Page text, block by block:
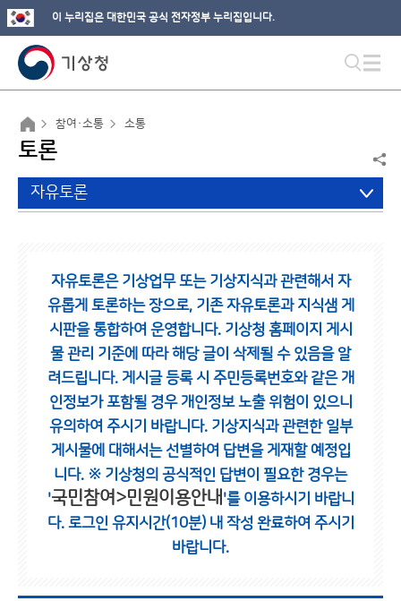
이 누리집은 대한민국 공식 전자정부 누리집입니다.
참여·소통 소통
토론
자유토론
자유토론은 기상업무 또는 기상지식과 관련해서 자
유롭게 토론하는 장으로, 기존 자유토론과 지식샘 게
시판을 통합하여 운영합니다. 기상청 홈페이지 게시
물 관리 기준에 따라 해당 글이 삭제될 수 있음을 알
려드립니다. 게시글 등록 시 주민등록번호와 같은 개
인정보가 포함될 경우 개인정보 노출 위험이 있으니
유의하여 주시기 바랍니다. 기상지식과 관련한 일부
게시물에 대해서는 선별하여 답변을 게재할 예정입
니다. ※ 기상청의 공식적인 답변이 필요한 경우는
'국민참여>민원이용안내 '를 이용하시기 바랍니
다. 로그인 유지시간(10분) 내 작성 완료하여 주시기
바랍니다.